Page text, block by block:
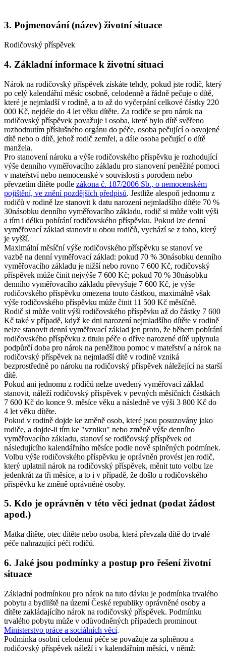
3. Pojmenování (název) životní situace
Rodičovský příspěvek
4. Základní informace k životní situaci
Nárok na rodičovský příspěvek získáte tehdy, pokud jste rodič, který
po celý kalendářní měsíc osobně, celodenně a řádně pečuje o dítě,
které je nejmladší v rodině, a to až do vyčerpání celkové částky 220
000 Kč, nejdéle do 4 let věku dítěte. Za rodiče se pro nárok na
rodičovský příspěvek považuje i osoba, které bylo dítě svěřeno
rozhodnutím příslušného orgánu do péče, osoba pečující o osvojené
dítě nebo o dítě, jehož rodič zemřel, a dále osoba pečující o dítě
manžela.
Pro stanovení nároku a výše rodičovského příspěvku je rozhodující
výše denního vyměřovacího základu pro stanovení peněžité pomoci
v mateřství nebo nemocenské v souvislosti s porodem nebo
převzetím dítěte podle zákona č. 187/2006 Sb., o nemocenském
pojištění, ve znění pozdějších předpisů. Jestliže alespoň jednomu z
rodičů v rodině lze stanovit k datu narození nejmladšího dítěte 70 %
30násobku denního vyměřovacího základu, rodič si může volit výši
a tím i délku pobírání rodičovského příspěvku. Pokud lze denní
vyměřovací základ stanovit u obou rodičů, vychází se z toho, který
je vyšší.
Maximální měsíční výše rodičovského příspěvku se stanoví ve
vazbě na denní vyměřovací základ: pokud 70 % 30násobku denního
vyměřovacího základu je nižší nebo rovno 7 600 Kč, rodičovský
příspěvek může činit nejvýše 7 600 Kč; pokud 70 % 30násobku
denního vyměřovacího základu převyšuje 7 600 Kč, je výše
rodičovského příspěvku omezena touto částkou, maximálně však
výše rodičovského příspěvku může činit 11 500 Kč měsíčně.
Rodič si může volit výši rodičovského příspěvku až do částky 7 600
Kč také v případě, když ke dni narození nejmladšího dítěte v rodině
nelze stanovit denní vyměřovací základ jen proto, že během pobírání
rodičovského příspěvku z titulu péče o dříve narozené dítě uplynula
podpůrčí doba pro nárok na peněžitou pomoc v mateřství a nárok na
rodičovský příspěvek na nejmladší dítě v rodině vzniká
bezprostředně po nároku na rodičovský příspěvek náležející na starší
dítě.
Pokud ani jednomu z rodičů nelze uvedený vyměřovací základ
stanovit, náleží rodičovský příspěvek v pevných měsíčních částkách
7 600 Kč do konce 9. měsíce věku a následně ve výši 3 800 Kč do
4 let věku dítěte.
Pokud v rodině dojde ke změně osob, které jsou posuzovány jako
rodiče, a dojde-li tím ke "vzniku" nebo změně výše denního
vyměřovacího základu, stanoví se rodičovský příspěvek od
následujícího kalendářního měsíce podle nově splněných podmínek.
Volbu výše rodičovského příspěvku je oprávněn provést jen rodič,
který uplatnil nárok na rodičovský příspěvek, měnit tuto volbu lze
jedenkrát za tři měsíce, a to i v případě, že došlo u rodičovského
příspěvku ke změně oprávněné osoby.
5. Kdo je oprávněn v této věci jednat (podat žádost
apod.)
Matka dítěte, otec dítěte nebo osoba, která převzala dítě do trvalé
péče nahrazující péči rodičů.
6. Jaké jsou podmínky a postup pro řešení životní
situace
Základní podmínkou pro nárok na tuto dávku je podmínka trvalého
pobytu a bydliště na území České republiky oprávněné osoby a
dítěte zakládajícího nárok na rodičovský příspěvek. Podmínku
trvalého pobytu může v odůvodněných případech prominout
Ministerstvo práce a sociálních věcí.
Podmínka osobní celodenní péče se považuje za splněnou a
rodičovský příspěvek náleží i v kalendářním měsíci, v němž: